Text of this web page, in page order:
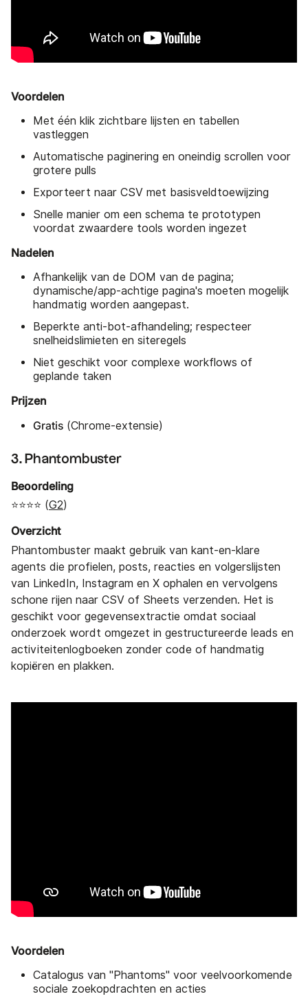
Voordelen
Met één klik zichtbare lijsten en tabellen
vastleggen
Automatische paginering en oneindig scrollen voor
grotere pulls
Exporteert naar CSV met basisveldtoewijzing
Snelle manier om een schema te prototypen
voordat zwaardere tools worden ingezet
Nadelen
Afhankelijk van de DOM van de pagina;
dynamische/app-achtige pagina's moeten mogelijk
handmatig worden aangepast.
Beperkte anti-bot-afhandeling; respecteer
snelheidslimieten en siteregels
Niet geschikt voor complexe workflows of
geplande taken
Prijzen
Gratis (Chrome-extensie)
3. Phantombuster
Beoordeling
⭐⭐⭐⭐ (G2)
Overzicht
Phantombuster maakt gebruik van kant-en-klare
agents die profielen, posts, reacties en volgerslijsten
van LinkedIn, Instagram en X ophalen en vervolgens
schone rijen naar CSV of Sheets verzenden. Het is
geschikt voor gegevensextractie omdat sociaal
onderzoek wordt omgezet in gestructureerde leads en
activiteitenlogboeken zonder code of handmatig
kopiëren en plakken.
Voordelen
Catalogus van "Phantoms" voor veelvoorkomende
sociale zoekopdrachten en acties